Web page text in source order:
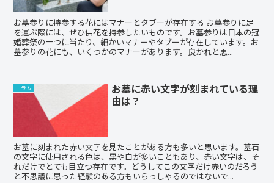
お墓参りに持参する花にはマナーとタブーが存在する お墓参りに足
を運ぶ際には、ぜひ供花を持参したいものです。お墓参りは日本の冠
婚葬祭の一つに当たり、細かいマナーやタブーが存在しています。お
墓参りの花にも、いくつかのマナーがあります。良かれと思...
コラム
お墓に赤い文字が刻まれている理
由は？
お墓に刻まれた赤い文字を見たことがある方も多いと思います。墓石
の文字に使用される色は、黒や白が多いこともあり、赤い文字は、そ
れだけでとても目立つ存在です。どうしてこの文字だけ赤いのだろう
と不思議に思った経験のある方もいらっしゃるのではないで...